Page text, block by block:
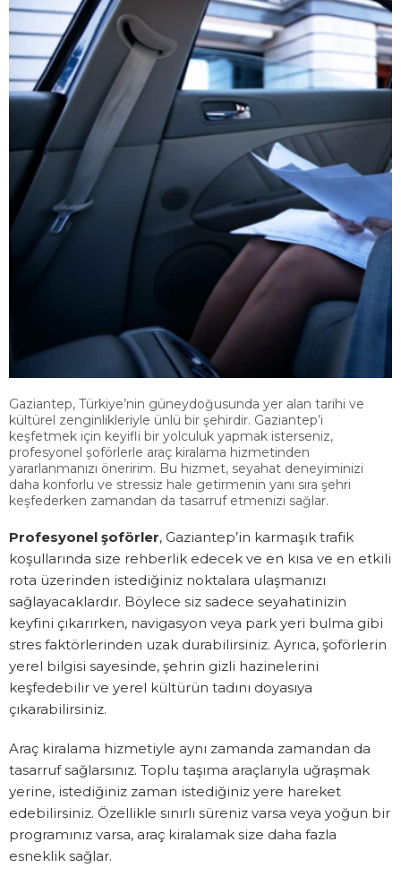
Gaziantep, Türkiye’nin güneydoğusunda yer alan tarihi ve
kültürel zenginlikleriyle ünlü bir şehirdir. Gaziantep’i
keşfetmek için keyifli bir yolculuk yapmak isterseniz,
profesyonel şoförlerle araç kiralama hizmetinden
yararlanmanızı öneririm. Bu hizmet, seyahat deneyiminizi
daha konforlu ve stressiz hale getirmenin yanı sıra şehri
keşfederken zamandan da tasarruf etmenizi sağlar.
Profesyonel şoförler, Gaziantep’in karmaşık trafik
koşullarında size rehberlik edecek ve en kısa ve en etkili
rota üzerinden istediğiniz noktalara ulaşmanızı
sağlayacaklardır. Böylece siz sadece seyahatinizin
keyfini çıkarırken, navigasyon veya park yeri bulma gibi
stres faktörlerinden uzak durabilirsiniz. Ayrıca, şoförlerin
yerel bilgisi sayesinde, şehrin gizli hazinelerini
keşfedebilir ve yerel kültürün tadını doyasıya
çıkarabilirsiniz.
Araç kiralama hizmetiyle aynı zamanda zamandan da
tasarruf sağlarsınız. Toplu taşıma araçlarıyla uğraşmak
yerine, istediğiniz zaman istediğiniz yere hareket
edebilirsiniz. Özellikle sınırlı süreniz varsa veya yoğun bir
programınız varsa, araç kiralamak size daha fazla
esneklik sağlar.